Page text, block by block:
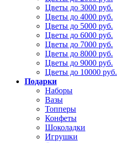
Цветы до 3000 руб.
Цветы до 4000 руб.
Цветы до 5000 руб.
Цветы до 6000 руб.
Цветы до 7000 руб.
Цветы до 8000 руб.
Цветы до 9000 руб.
Цветы до 10000 руб.
Подарки
Наборы
Вазы
Топперы
Конфеты
Шоколадки
Игрушки